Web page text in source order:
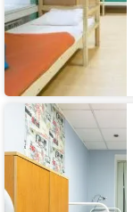
Хостел
Время
гостей